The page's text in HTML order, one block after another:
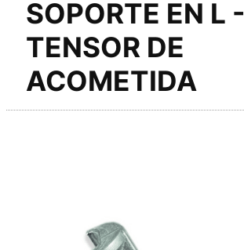
SOPORTE EN L -
TENSOR DE
ACOMETIDA